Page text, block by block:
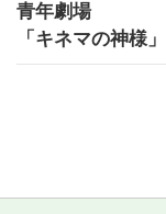
青年劇場
「キネマの神様」